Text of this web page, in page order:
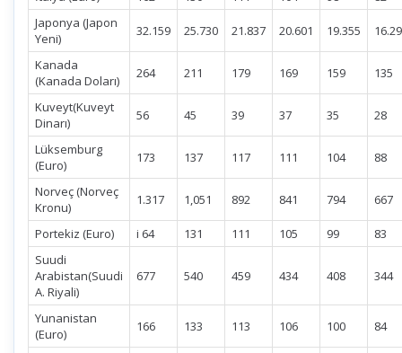
Japonya (Japon
Yeni)
32.159 25.730 21.837 20.601 19.355
Kanada
(Kanada Doları)
264 211 179 169 159 135
Kuveyt(Kuveyt
Dinarı)
56 45 39 37 35 28
Lüksemburg
(Euro)
173 137 117 111 104 88
Norveç (Norveç
Kronu)
1.317 1,051 892 841 794 667
Portekiz (Euro) i 64 131 111 105 99
83
Suudi
Arabistan(Suudi
A. Riyali)
677 540 459 434 408 344
Yunanistan
(Euro)
166 133 113 106 100 84